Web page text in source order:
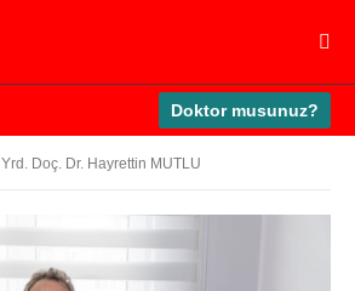
Doktor musunuz?
Yrd. Doç. Dr. Hayrettin MUTLU